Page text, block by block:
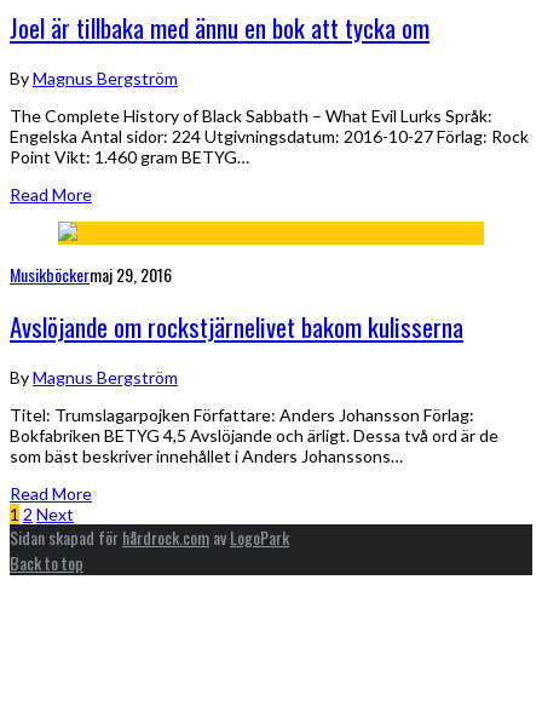
Joel är tillbaka med ännu en bok att tycka om
ByMagnus Bergström
The Complete History of Black Sabbath – What Evil Lurks Språk:
Engelska Antal sidor: 224 Utgivningsdatum: 2016-10-27 Förlag: Rock
Point Vikt: 1.460 gram BETYG…
Read More
Musikböckermaj 29, 2016
Avslöjande om rockstjärnelivet bakom kulisserna
ByMagnus Bergström
Titel: Trumslagarpojken Författare: Anders Johansson Förlag:
Bokfabriken BETYG 4,5 Avslöjande och ärligt. Dessa två ord är de
som bäst beskriver innehållet i Anders Johanssons…
Read More
1 2 Next
Sidan skapad förhårdrock.comavLogoPark
Back to top